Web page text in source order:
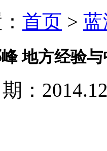
首页 >
峰 地方经验